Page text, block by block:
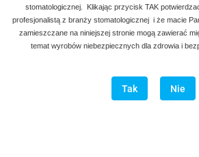
stomatologicznej. Klikając przycisk TAK
profesjonalistą z branży stomatologicznej i że macie
zamieszczane na niniejszej stronie mogą zawierać
temat wyrobów niebezpiecznych dla zdrowia i
Tak Nie